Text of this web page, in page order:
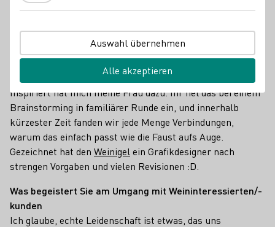
Wer hat Sie zu dem „Weinigel“ inspiriert?
Inspiriert hat mich meine Frau dazu. Ihr fiel das bei einem
Brainstorming in familiärer Runde ein, und innerhalb
kürzester Zeit fanden wir jede Menge Verbindungen,
warum das einfach passt wie die Faust aufs Auge.
Gezeichnet hat den Weinigel ein Grafikdesigner nach
strengen Vorgaben und vielen Revisionen :D.
Was begeistert Sie am Umgang mit Weininteressierten/-
kunden
Ich glaube, echte Leidenschaft ist etwas, das uns
Auswahl übernehmen
Alle akzeptieren